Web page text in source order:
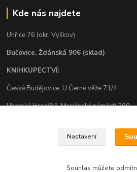
Kde nás najdete
Uhřice 76 (okr. Vyškov)
Bučovice, Ždánská 906 (sklad)
KNIHKUPECTVÍ:
České Budějovice, U Černé věže 71/4
Uherské Hradiště, Mariánské náměstí 200
Nastavení
Souhlas můžete